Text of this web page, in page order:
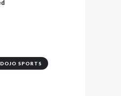
SPORTS